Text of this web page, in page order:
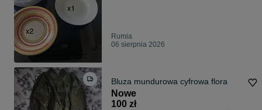
Rumia
06 sierpnia 2026
Bluza mundurowa cyfrowa flora
Nowe
100 zł